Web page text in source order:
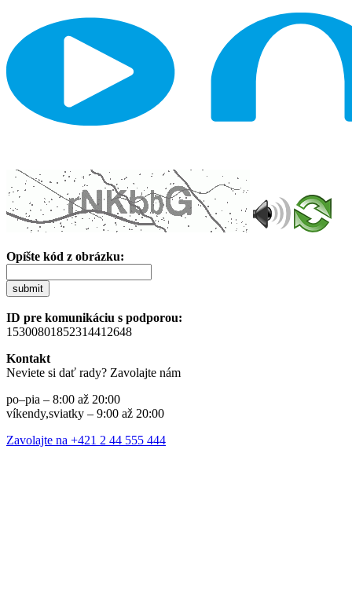
Opíšte kód z obrázku:
submit
ID pre komunikáciu s podporou:
15300801852314412648
Kontakt
Neviete si dať rady? Zavolajte nám
po–pia – 8:00 až 20:00
víkendy,sviatky – 9:00 až 20:00
Zavolajte na +421 2 44 555 444